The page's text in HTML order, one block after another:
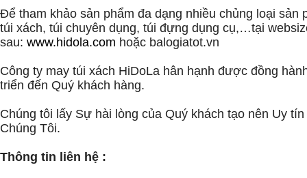
Để tham khảo sản phẩm đa dạng nhiều chủng loại sản
túi xách, túi chuyên dụng, túi đựng dụng cụ,…tại
sau: www.hidola.com hoặc balogiatot.vn
Công ty may túi xách HiDoLa hân hạnh được đồng
triển đến Quý khách hàng.
Chúng tôi lấy Sự hài lòng của Quý khách tạo nên Uy
Chúng Tôi.
Thông tin liên hệ :